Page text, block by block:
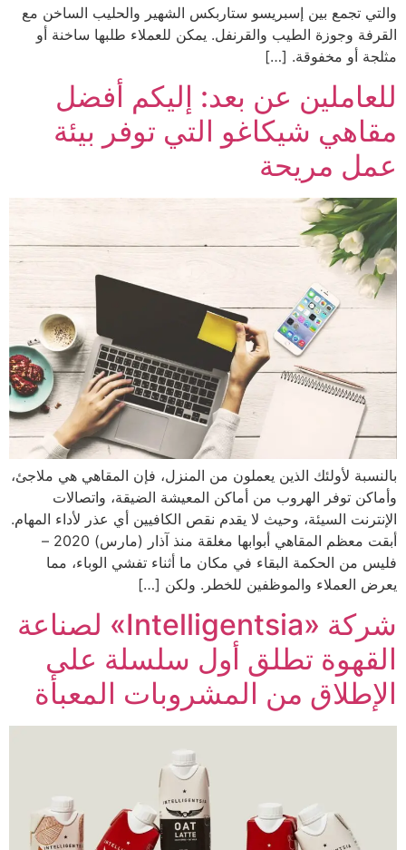
والتي تجمع بين إسبريسو ستاربكس الشهير والحليب الساخن مع
القرفة وجوزة الطيب والقرنفل. يمكن للعملاء طلبها ساخنة أو
مثلجة أو مخفوقة. […]
للعاملين عن بعد: إليكم أفضل
مقاهي شيكاغو التي توفر بيئة
عمل مريحة
بالنسبة لأولئك الذين يعملون من المنزل، فإن المقاهي هي ملاجئ،
وأماكن توفر الهروب من أماكن المعيشة الضيقة، واتصالات
الإنترنت السيئة، وحيث لا يقدم نقص الكافيين أي عذر لأداء المهام.
أبقت معظم المقاهي أبوابها مغلقة منذ آذار (مارس) 2020 –
فليس من الحكمة البقاء في مكان ما أثناء تفشي الوباء، مما
يعرض العملاء والموظفين للخطر. ولكن […]
شركة «Intelligentsia» لصناعة
القهوة تطلق أول سلسلة على
الإطلاق من المشروبات المعبأة